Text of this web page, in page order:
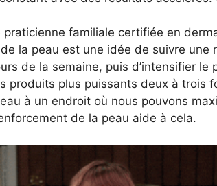
praticienne familiale certifiée en
la peau est une idée de suivre une
de la semaine, puis d’intensifier le
produits plus puissants deux à trois
à un endroit où nous pouvons
de la peau aide à cela.